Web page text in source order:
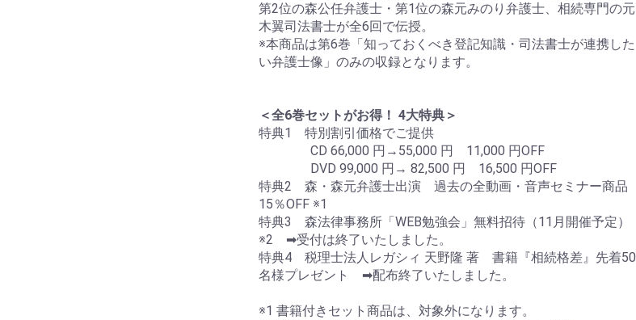
第2位の森公任弁護士・第1位の森元みのり弁護士、相続専門の元
木翼司法書士が全6回で伝授。
※本商品は第6巻「知っておくべき登記知識・司法書士が連携した
い弁護士像」のみの収録となります。
＜全6巻セットがお得！ 4大特典＞
特典1 特別割引価格でご提供
CD 66,000 円→55,000 円 11,000 円OFF
DVD 99,000 円→ 82,500 円 16,500 円OFF
特典2 森・森元弁護士出演 過去の全動画・音声セミナー商品
15％OFF ※1
特典3 森法律事務所「WEB勉強会」無料招待（11月開催予定）
※2 ➡受付は終了いたしました。
特典4 税理士法人レガシィ 天野隆 著 書籍『相続格差』先着50
名様プレゼント ➡配布終了いたしました。
※1 書籍付きセット商品は、対象外になります。